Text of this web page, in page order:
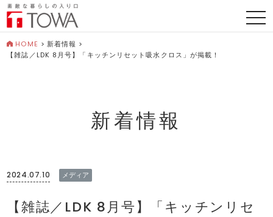
HOME > 新着情報 >
【雑誌／LDK 8月号】「キッチンリセット吸水クロス」が掲載！
新着情報
2024.07.10 メディア
【雑誌／LDK 8月号】「キッチンリセ